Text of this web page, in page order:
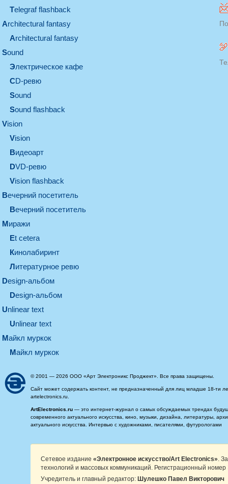
Telegraf flashback
architectural fantasy
architectural fantasy
sound
электрическое кафе
CD-ревю
sound
Sound flashback
vision
vision
видеоарт
DVD-ревю
Vision flashback
вечерний посетитель
вечерний посетитель
миражи
et cetera
кинолабиринт
литературное ревю
design-альбом
design-альбом
unlinear text
Unlinear text
майкл муркок
майкл муркок
© 2001 — 2026 ООО «Арт Электроникс Проджект». Все права защищены.
Сайт может содержать контент, не предназначенный для лиц младше 18-ти
artelectronics.ru.
ArtElectronics.ru — это интернет-журнал о самых обсуждаемых трендах
современного актуального искусства, кино, музыки, дизайна, литературы,
актуального искусства. Интервью с художниками, писателями, футурологами
Сетевое издание «Электронное искусство/Art Electronics» .
технологий и массовых коммуникаций. Регистрационный
Учредитель и главный редактор: Шулешко Павел Викторович